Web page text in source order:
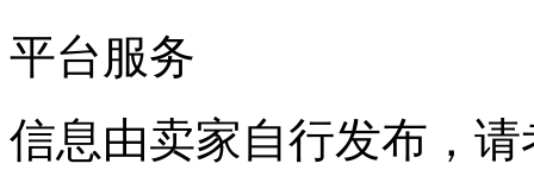
平台服务
信息由卖家自行发布，